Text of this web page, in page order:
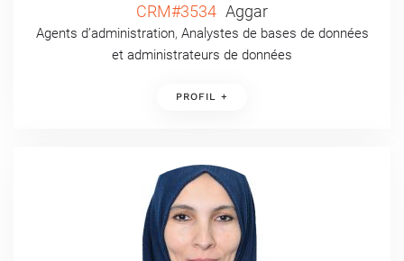
CRM#3534 Aggar
Agents d’administration, Analystes de bases de données
et administrateurs de données
PROFIL +